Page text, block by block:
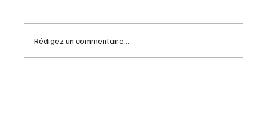
Rédigez un commentaire...